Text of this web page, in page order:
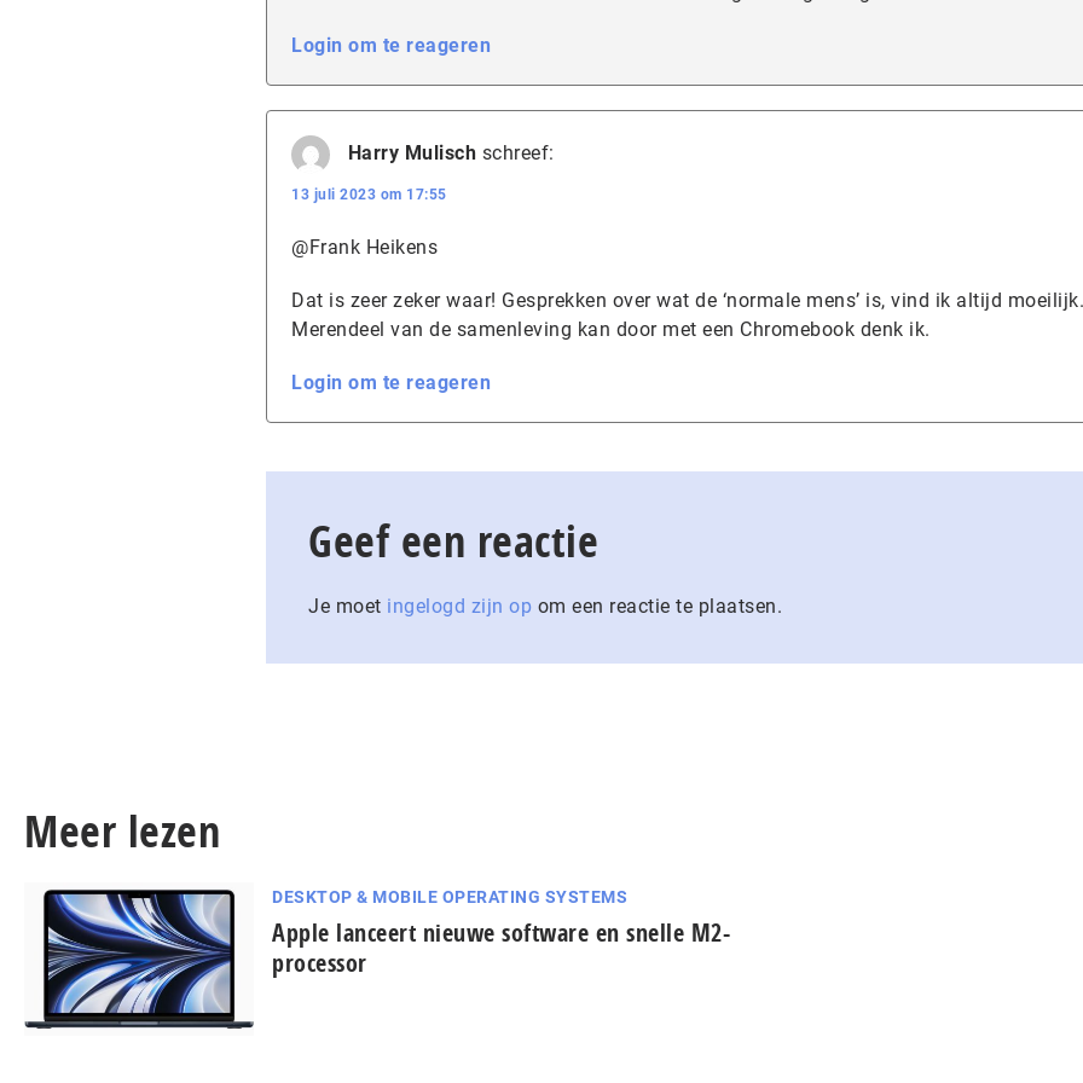
Login om te reageren
Harry Mulisch schreef:
13 juli 2023 om 17:55
@Frank Heikens
Dat is zeer zeker waar! Gesprekken over wat de ‘normale mens’ is, vind ik altijd moeilijk.
Merendeel van de samenleving kan door met een Chromebook denk ik.
Login om te reageren
Geef een reactie
Je moet ingelogd zijn op om een reactie te plaatsen.
Meer lezen
DESKTOP & MOBILE OPERATING SYSTEMS
Apple lanceert nieuwe software en snelle M2-
processor